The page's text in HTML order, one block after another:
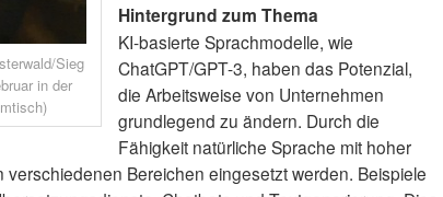
Sieg
in der
Hintergrund zum Thema
KI-basierte Sprachmodelle, wie
ChatGPT/GPT-3, haben das Potenzial,
die Arbeitsweise von Unternehmen
grundlegend zu ändern. Durch die
Fähigkeit natürliche Sprache mit hoher
Bereichen eingesetzt werden. Beispiele